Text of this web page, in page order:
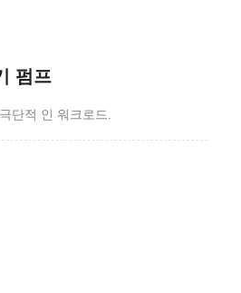
펌프
단적 인 워크로드.